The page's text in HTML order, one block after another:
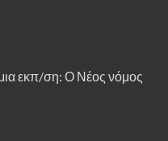
εκπ/ση: Ο Νέος νόμος